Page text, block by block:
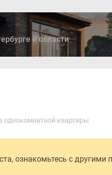
и области
однокомнатной квартиры
ознакомьтесь с